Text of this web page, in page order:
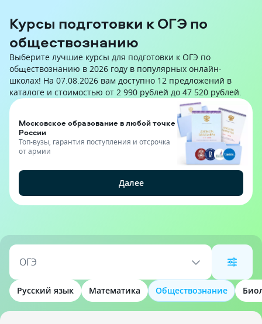
Курсы подготовки к ОГЭ по
обществознанию
Выберите лучшие курсы для подготовки к ОГЭ по
обществознанию в 2026 году в популярных онлайн-
школах! На 07.08.2026 вам доступно 12 предложений в
каталоге и стоимостью от 2 990 рублей до 47 520 рублей.
Московское образование в любой точке
России
Топ-вузы, гарантия поступления и отсрочка
от армии
Далее
ОГЭ
Русский язык Математика Обществознание